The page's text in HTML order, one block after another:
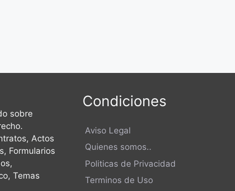
sobre
Actos
Formularios
Temas
Condiciones
Aviso Legal
Quienes somos..
Politicas de Privacidad
Terminos de Uso